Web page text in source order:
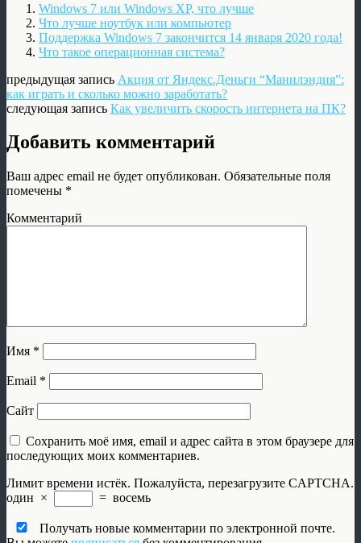
Windows 7 или Windows ХР, что лучше
Что лучше ноутбук или компьютер
Поддержка Windows 7 закончится 14 января 2020 года!
Что такое операционная система?
предыдущая запись Акция от Яндекс.Деньги “Манилэндия”:
как играть и сколько можно заработать?
следующая запись Как увеличить скорость интернета на ПК?
Добавить комментарий
Ваш адрес email не будет опубликован. Обязательные поля
помечены *
Комментарий
Имя *
Email *
Сайт
Сохранить моё имя, email и адрес сайта в этом браузере для
последующих моих комментариев.
Лимит времени истёк. Пожалуйста, перезагрузите CAPTCHA.
один × = восемь
Получать новые комментарии по электронной почте.